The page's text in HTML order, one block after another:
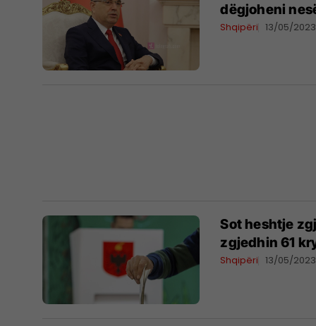
dëgjoheni
Shqipëri 13/05/2023
Sot heshtje
zgjedhin 61
Shqipëri 13/05/2023